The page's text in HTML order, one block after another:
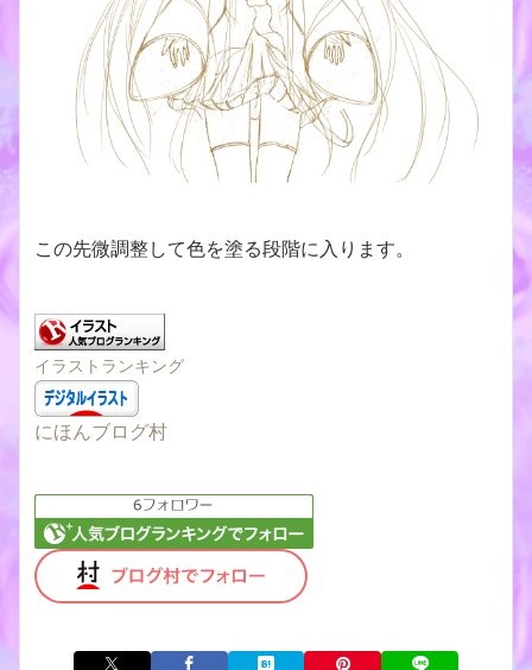
この先微調整して色を塗る段階に入ります。
イラストランキング
にほんブログ村